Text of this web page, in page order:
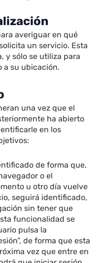
averiguar en qué
un servicio. Esta
y sólo se utiliza para
a su ubicación.
una vez que el
ha abierto
en los
de forma que,
o el
u otro día vuelve
seguirá identificado,
sin tener que
funcionalidad se
pulsa la
de forma que esta
vez que entre en